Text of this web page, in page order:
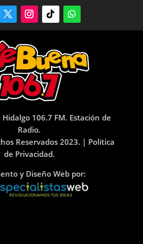
106.7 FM. Estación de
Radio.
Reservados 2023. | Política
de Privacidad.
y Diseño Web por: